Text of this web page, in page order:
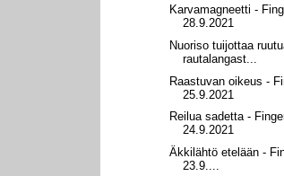
Karvamagneetti -
28.9.2021
Nuoriso tuijottaa
rautalangast...
Raastuvan oikeus -
25.9.2021
Reilua sadetta -
24.9.2021
Äkkilähtö etelään -
23.9....